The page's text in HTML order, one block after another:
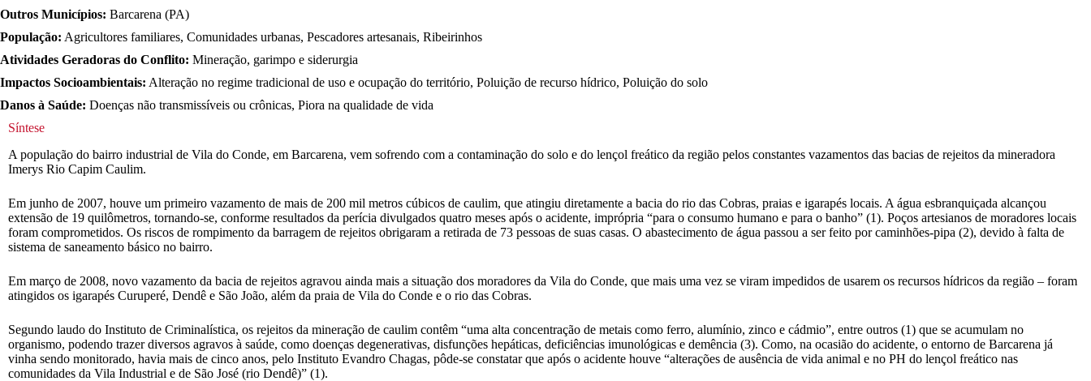
Outros Municípios: Barcarena (PA)
População: Agricultores familiares, Comunidades urbanas, Pescadores artesanais, Ribeirinhos
Atividades Geradoras do Conflito: Mineração, garimpo e siderurgia
Impactos Socioambientais: Alteração no regime tradicional de uso e ocupação do território, Poluição de recurso hídrico, Poluição do solo
Danos à Saúde: Doenças não transmissíveis ou crônicas, Piora na qualidade de vida
Síntese
A população do bairro industrial de Vila do Conde, em Barcarena, vem sofrendo com a contaminação do solo e do lençol freático da região pelos constantes vazamentos das bacias de rejeitos da mineradora
Imerys Rio Capim Caulim.
Em junho de 2007, houve um primeiro vazamento de mais de 200 mil metros cúbicos de caulim, que atingiu diretamente a bacia do rio das Cobras, praias e igarapés locais. A água esbranquiçada alcançou
extensão de 19 quilômetros, tornando-se, conforme resultados da perícia divulgados quatro meses após o acidente, imprópria “para o consumo humano e para o banho” (1). Poços artesianos de moradores locais
foram comprometidos. Os riscos de rompimento da barragem de rejeitos obrigaram a retirada de 73 pessoas de suas casas. O abastecimento de água passou a ser feito por caminhões-pipa (2), devido à falta de
sistema de saneamento básico no bairro.
Em março de 2008, novo vazamento da bacia de rejeitos agravou ainda mais a situação dos moradores da Vila do Conde, que mais uma vez se viram impedidos de usarem os recursos hídricos da região – foram
atingidos os igarapés Curuperé, Dendê e São João, além da praia de Vila do Conde e o rio das Cobras.
Segundo laudo do Instituto de Criminalística, os rejeitos da mineração de caulim contêm “uma alta concentração de metais como ferro, alumínio, zinco e cádmio”, entre outros (1) que se acumulam no
organismo, podendo trazer diversos agravos à saúde, como doenças degenerativas, disfunções hepáticas, deficiências imunológicas e demência (3). Como, na ocasião do acidente, o entorno de Barcarena já
vinha sendo monitorado, havia mais de cinco anos, pelo Instituto Evandro Chagas, pôde-se constatar que após o acidente houve “alterações de ausência de vida animal e no PH do lençol freático nas
comunidades da Vila Industrial e de São José (rio Dendê)” (1).